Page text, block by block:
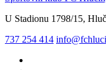
U Stadionu 1798/15,
737 254 414